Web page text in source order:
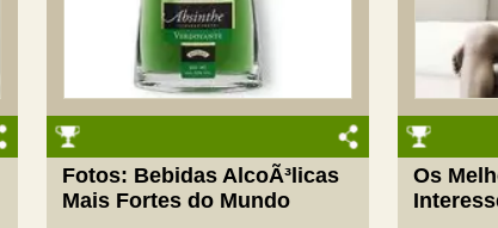
Fotos: Bebidas AlcoÃ³licas
Mais Fortes do Mundo
Os